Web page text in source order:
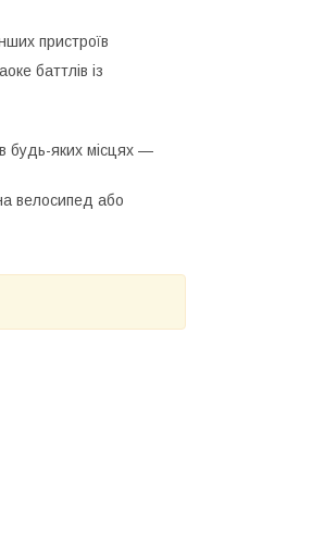
пристроїв
баттлів із
будь-яких місцях —
велосипед або